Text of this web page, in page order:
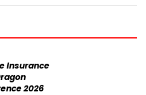
Insurance
2026